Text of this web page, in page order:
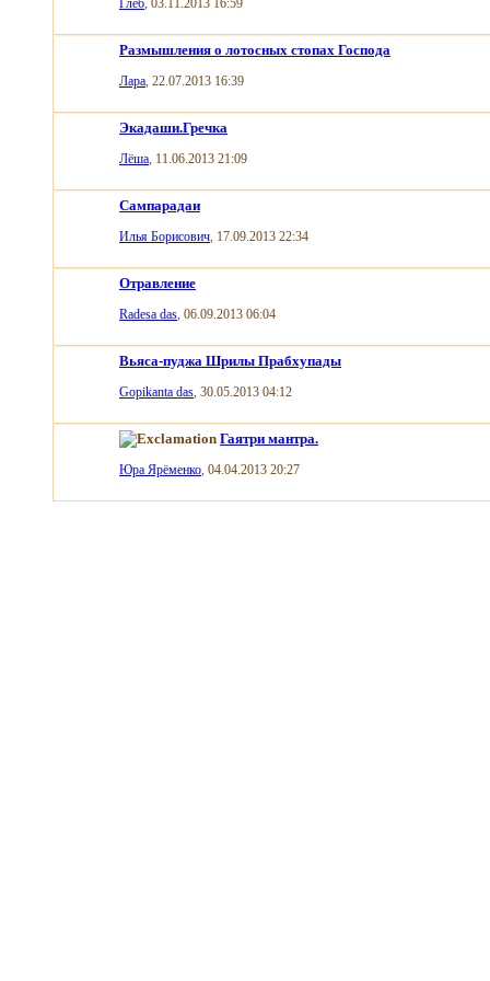
Размышления о лотосных стопах Господа
Лара , 22.07.2013 16:39
Экадаши.Гречка
Лёша , 11.06.2013 21:09
Сампарадаи
Илья Борисович , 17.09.2013 22:34
Отравление
Radesa das , 06.09.2013 06:04
Вьяса-пуджа Шрилы Прабхупады
Gopikanta das , 30.05.2013 04:12
Гаятри мантра.
Юра Ярёменко , 04.04.2013 20:27